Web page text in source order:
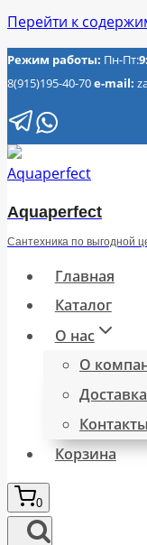
Перейти к
Режим работы: Пн-Пт:
8(915)195-40-70e-mail:
Aquaperfect
Сантехника по выгодной
Главная
Каталог
О нас
О
Доставка
Контакты
Корзина
0